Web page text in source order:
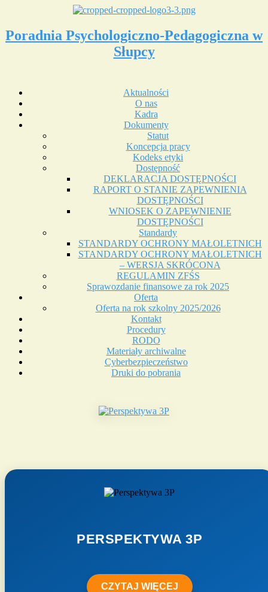
Poradnia Psychologiczno-Pedagogiczna w
Słupcy
Aktualności
O nas
Kadra
Dokumenty
Statut
Koncepcja pracy
Kodeks etyki
Dostępność
DEKLARACJA DOSTĘPNOŚCI
RAPORT O STANIE ZAPEWNIENIA
DOSTĘPNOŚCI
WNIOSEK O ZAPEWNIENIE
DOSTĘPNOŚCI
Standardy
STANDARDY OCHRONY MAŁOLETNICH
STANDARDY OCHRONY MAŁOLETNICH
– WERSJA SKRÓCONA
REGULAMIN ZFŚS
Sprawozdanie finansowe za rok 2025
Oferta
Oferta na rok szkolny 2025/2026
Kontakt
Procedury
RODO
Materiały archiwalne
Cyberbezpieczeństwo
Druki do pobrania
PERSPEKTYWA 3P
CZYTAJ WIĘCEJ